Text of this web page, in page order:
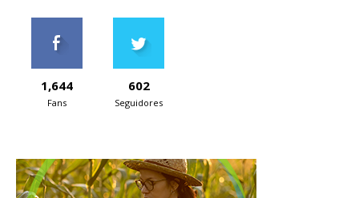
1,644
Fans
602
Seguidores